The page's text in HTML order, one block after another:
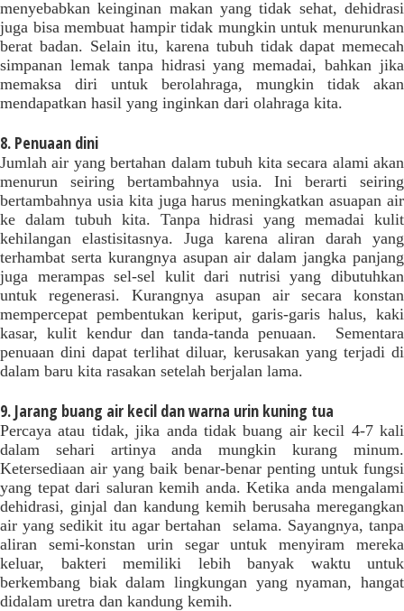
menyebabkan keinginan makan yang tidak sehat, dehidrasi
juga bisa membuat hampir tidak mungkin untuk menurunkan
berat badan. Selain itu, karena tubuh tidak dapat memecah
simpanan lemak tanpa hidrasi yang memadai, bahkan jika
memaksa diri untuk berolahraga, mungkin tidak akan
mendapatkan hasil yang inginkan dari olahraga kita.
8. Penuaan dini
Jumlah air yang bertahan dalam tubuh kita secara alami akan
menurun seiring bertambahnya usia. Ini berarti seiring
bertambahnya usia kita juga harus meningkatkan asuapan air
ke dalam tubuh kita. Tanpa hidrasi yang memadai kulit
kehilangan elastisitasnya. Juga karena aliran darah yang
terhambat serta kurangnya asupan air dalam jangka panjang
juga merampas sel-sel kulit dari nutrisi yang dibutuhkan
untuk regenerasi. Kurangnya asupan air secara konstan
mempercepat pembentukan keriput, garis-garis halus, kaki
kasar, kulit kendur dan tanda-tanda penuaan. Sementara
penuaan dini dapat terlihat diluar, kerusakan yang terjadi di
dalam baru kita rasakan setelah berjalan lama.
9. Jarang buang air kecil dan warna urin kuning tua
Percaya atau tidak, jika anda tidak buang air kecil 4-7 kali
dalam sehari artinya anda mungkin kurang minum.
Ketersediaan air yang baik benar-benar penting untuk fungsi
yang tepat dari saluran kemih anda. Ketika anda mengalami
dehidrasi, ginjal dan kandung kemih berusaha meregangkan
air yang sedikit itu agar bertahan selama. Sayangnya, tanpa
aliran semi-konstan urin segar untuk menyiram mereka
keluar, bakteri memiliki lebih banyak waktu untuk
berkembang biak dalam lingkungan yang nyaman, hangat
didalam uretra dan kandung kemih.